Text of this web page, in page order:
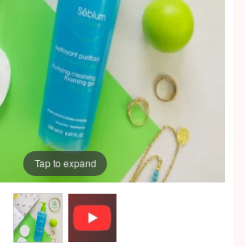
Tap to expand